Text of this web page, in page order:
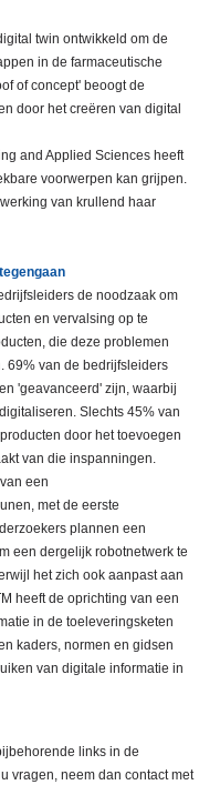
twin ontwikkeld om de
in de farmaceutische
of concept' beoogt de
door het creëren van digital
and Applied Sciences heeft
voorwerpen kan grijpen.
van krullend haar
de noodzaak om
en vervalsing op te
die deze problemen
69% van de bedrijfsleiders
'geavanceerd' zijn, waarbij
Slechts 45% van
door het toevoegen
van die inspanningen.
een
met de eerste
plannen een
een dergelijk robotnetwerk te
het zich ook aanpast aan
heeft de oprichting van een
in de toeleveringsketen
kaders, normen en gidsen
van digitale informatie in
links in de
vragen, neem dan contact met